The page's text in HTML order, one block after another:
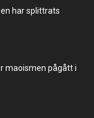
har splittrats
maoismen pågått i